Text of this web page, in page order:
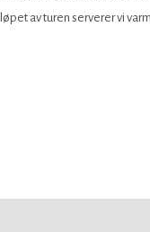
av turen serverer vi